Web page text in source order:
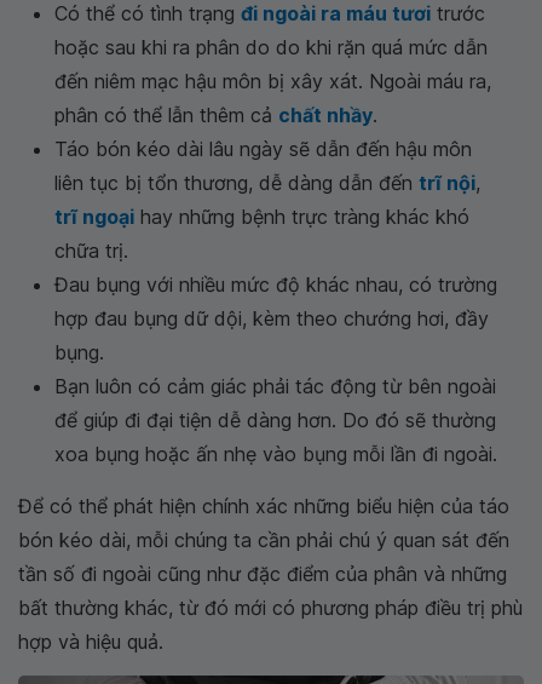
Có thể có tình trạng đi ngoài ra máu tươi trước
hoặc sau khi ra phân do do khi rặn quá mức dẫn
đến niêm mạc hậu môn bị xây xát. Ngoài máu ra,
phân có thể lẫn thêm cả chất nhầy.
Táo bón kéo dài lâu ngày sẽ dẫn đến hậu môn
liên tục bị tổn thương, dễ dàng dẫn đến trĩ nội,
trĩ ngoại hay những bệnh trực tràng khác khó
chữa trị.
Đau bụng với nhiều mức độ khác nhau, có trường
hợp đau bụng dữ dội, kèm theo chướng hơi, đầy
bụng.
Bạn luôn có cảm giác phải tác động từ bên ngoài
để giúp đi đại tiện dễ dàng hơn. Do đó sẽ thường
xoa bụng hoặc ấn nhẹ vào bụng mỗi lần đi ngoài.
Để có thể phát hiện chính xác những biểu hiện của táo
bón kéo dài, mỗi chúng ta cần phải chú ý quan sát đến
tần số đi ngoài cũng như đặc điểm của phân và những
bất thường khác, từ đó mới có phương pháp điều trị phù
hợp và hiệu quả.